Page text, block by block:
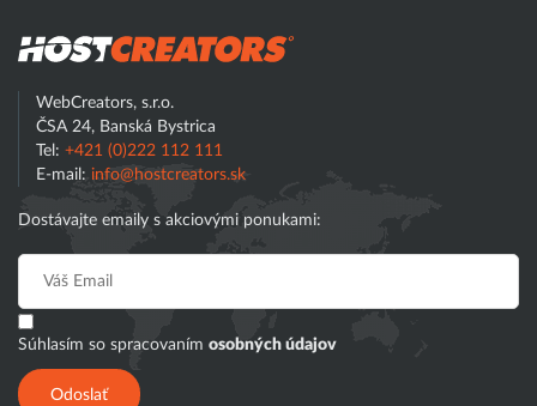
WebCreators, s.r.o.
ČSA 24, Banská Bystrica
Tel: +421 (0)222 112 111
E-mail: info@hostcreators.sk
Dostávajte emaily s akciovými ponukami:
Súhlasím so spracovaním osobných údajov
Odoslať